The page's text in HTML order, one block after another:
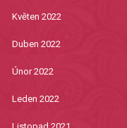
Květen 2022
Duben 2022
Únor 2022
Leden 2022